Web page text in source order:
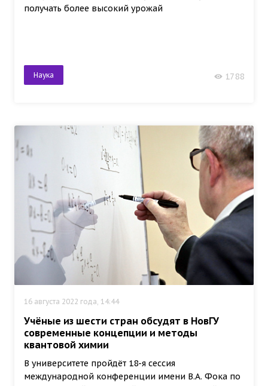
получать более высокий урожай
Наука 1788
16 августа 2022 года, 14:44
Учёные из шести стран обсудят в НовГУ
современные концепции и методы
квантовой химии
В университете пройдёт 18-я сессия
международной конференции имени В.А. Фока по